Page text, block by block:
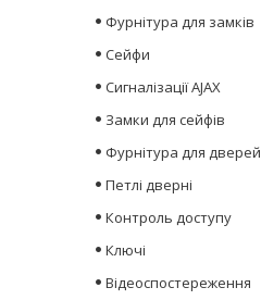
Фурнітура для замків
Сейфи
Сигналізації AJAX
Замки для сейфів
Фурнітура для дверей
Петлі дверні
Контроль доступу
Ключі
Відеоспостереження